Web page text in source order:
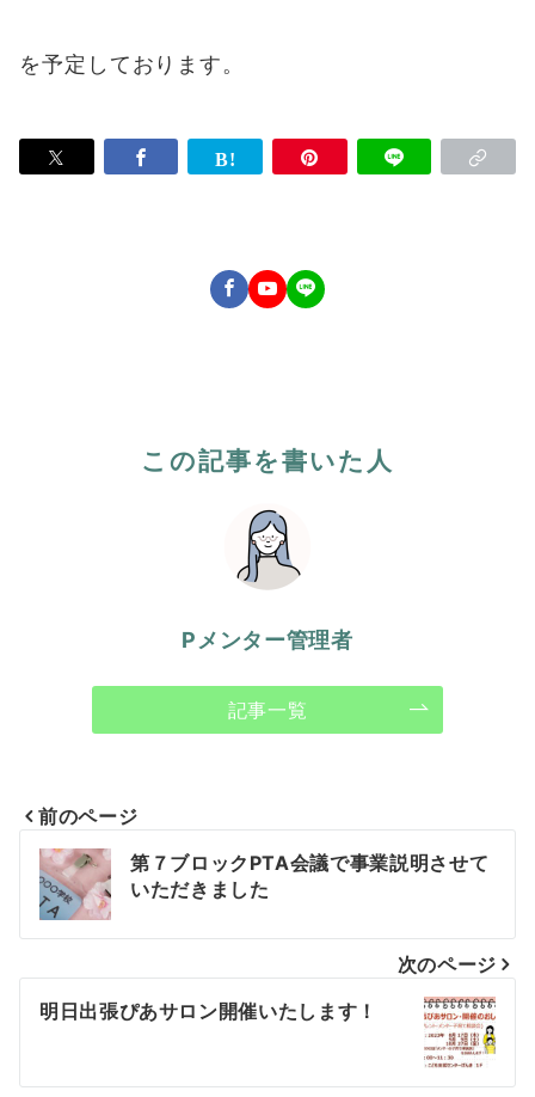
を予定しております。
この記事を書いた人
Pメンター管理者
記事一覧
投
稿
ナ
ビ
ゲ
ー
前のページ
第７ブロックPTA会議で事業説明させて
いただきました
次のページ
明日出張ぴあサロン開催いたします！